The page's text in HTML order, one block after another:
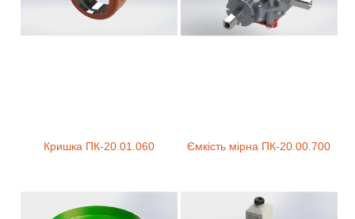
Кришка ПК-20.01.060 Ємкість мірна ПК-20.00.700